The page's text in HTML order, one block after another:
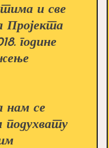
и све
Пројекта
године
нам се
подухвату